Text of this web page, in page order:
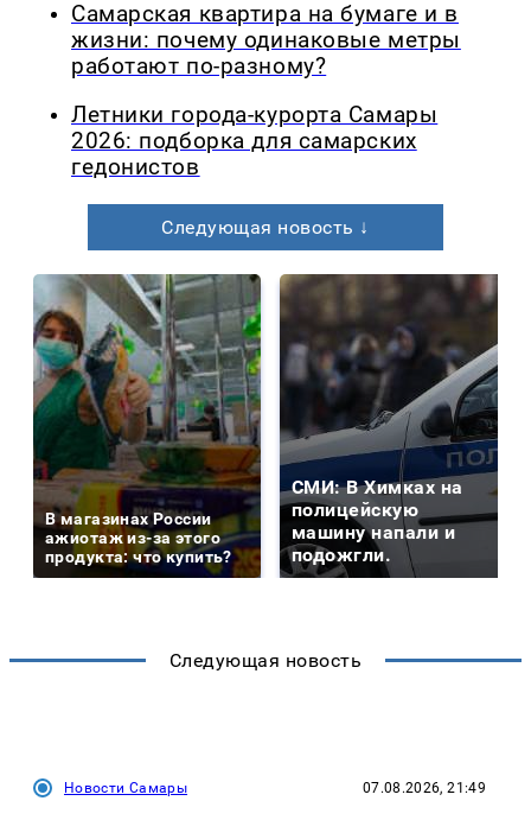
Самарская квартира на бумаге и в
жизни: почему одинаковые метры
работают по-разному?
Летники города-курорта Самары
2026: подборка для самарских
гедонистов
Следующая новость ↓
В магазинах России
ажиотаж из-за этого
продукта: что купить?
СМИ: В Химках на
полицейскую
машину напали и
подожгли.
Следующая новость
Новости Самары 07.08.2026, 21:49